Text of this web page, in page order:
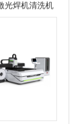
光焊机清洗机